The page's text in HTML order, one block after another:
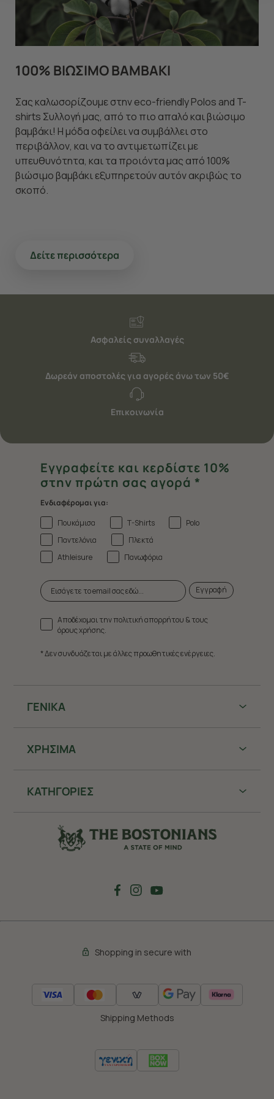
μέλλον. Εάν επιθυμείτε να μάθετε περισσότερα
σχετικά με τα cookies, επισκεφθείτε οποιαδήποτε στιγμή
τη σελίδα
Πολιτική cookies (link).
100% ΒΙΩΣΙΜΟ ΒΑΜΒΑΚΙ
Σας καλωσορίζουμε στην eco-friendly Polos and T-
shirts Συλλογή μας, από το πιο απαλό και βιώσιμο
βαμβάκι! Η μόδα οφείλει να συμβάλλει στο
περιβάλλον, και να το αντιμετωπίζει με
υπευθυνότητα, και τα προιόντα μας από 100%
βιώσιμο βαμβάκι εξυπηρετούν αυτόν ακριβώς το
σκοπό.
Δείτε περισσότερα
Ασφαλείς συναλλαγές
Δωρεάν αποστολές για αγορές άνω των 50€
Επικοινωνία
ΓΕΝΙΚΑ
ΧΡHΣΙΜΑ
ΚΑΤΗΓΟΡΙΕΣ
Εγγραφείτε και κερδίστε 10%
στην πρώτη σας αγορά *
Ενδιαφέρομαι για:
Πουκάμισα
T-Shirts
Polo
Παντελόνια
Πλεκτά
Athleisure
Πανωφόρια
Εγγραφή
Αποδέχομαι την πολιτική απορρήτου & τους
όρους χρήσης.
* Δεν συνδυάζεται με άλλες προωθητικές ενέργειες.
Shopping in secure with
Shipping Methods